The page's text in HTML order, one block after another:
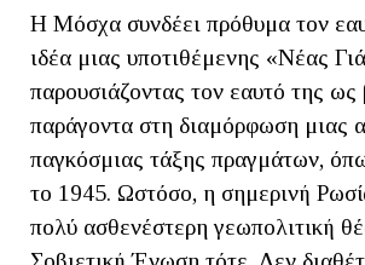
Η Μόσχα συνδέει πρόθυμα τον
ιδέα μιας υποτιθέμενης «Νέας
παρουσιάζοντας τον εαυτό της ως
παράγοντα στη διαμόρφωση μιας
παγκόσμιας τάξης πραγμάτων,
το 1945. Ωστόσο, η σημερινή
πολύ ασθενέστερη γεωπολιτική